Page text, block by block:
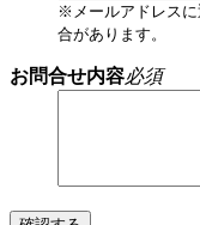
※メールアドレス
合があります。
お問合せ内容必須